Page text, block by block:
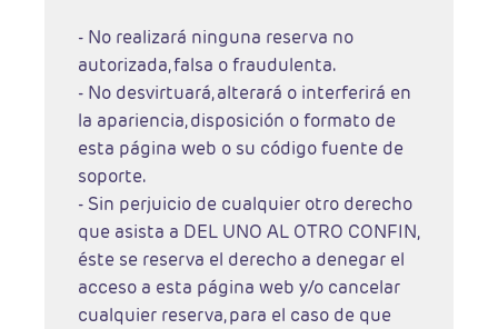
- No realizará ninguna reserva no
autorizada, falsa o fraudulenta.
- No desvirtuará, alterará o interferirá en
la apariencia, disposición o formato de
esta página web o su código fuente de
soporte.
- Sin perjuicio de cualquier otro derecho
que asista a DEL UNO AL OTRO CONFIN,
éste se reserva el derecho a denegar el
acceso a esta página web y/o cancelar
cualquier reserva, para el caso de que